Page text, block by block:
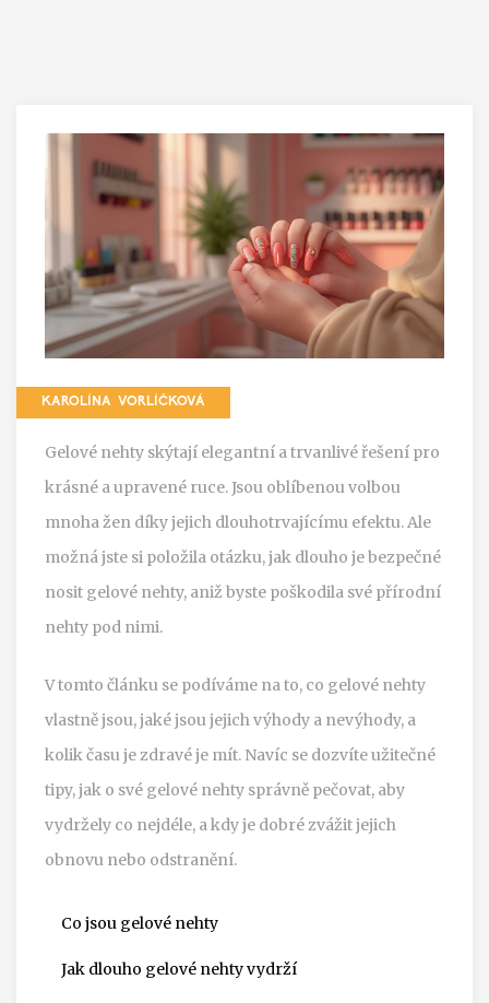
KAROLÍNA VORLÍČKOVÁ
Gelové nehty skýtají elegantní a trvanlivé řešení pro
krásné a upravené ruce. Jsou oblíbenou volbou
mnoha žen díky jejich dlouhotrvajícímu efektu. Ale
možná jste si položila otázku, jak dlouho je bezpečné
nosit gelové nehty, aniž byste poškodila své přírodní
nehty pod nimi.
V tomto článku se podíváme na to, co gelové nehty
vlastně jsou, jaké jsou jejich výhody a nevýhody, a
kolik času je zdravé je mít. Navíc se dozvíte užitečné
tipy, jak o své gelové nehty správně pečovat, aby
vydržely co nejdéle, a kdy je dobré zvážit jejich
obnovu nebo odstranění.
Co jsou gelové nehty
Jak dlouho gelové nehty vydrží